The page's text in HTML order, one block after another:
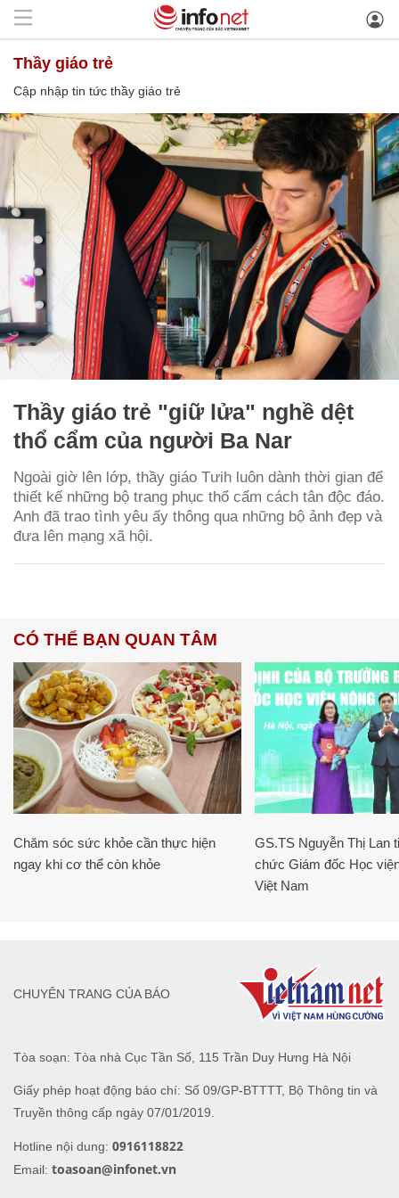
thầy giáo trẻ
Cập nhập tin tức thầy giáo trẻ
Thầy giáo trẻ "giữ lửa" nghề dệt
thổ cẩm của người Ba Nar
Ngoài giờ lên lớp, thầy giáo Tưih luôn dành thời gian để
thiết kế những bộ trang phục thổ cẩm cách tân độc đáo.
Anh đã trao tình yêu ấy thông qua những bộ ảnh đẹp và
đưa lên mạng xã hội.
CÓ THỂ BẠN QUAN TÂM
Chăm sóc sức khỏe cần thực hiện
ngay khi cơ thể còn khỏe
GS.TS Nguyễn Thị Lan
chức Giám đốc Học
Việt Nam
Tòa soạn: Tòa nhà Cục Tần Số, 115 Trần Duy Hưng Hà Nội
Giấy phép hoạt động báo chí: Số 09/GP-BTTTT, Bộ Thông tin và
Truyền thông cấp ngày 07/01/2019.
Hotline nội dung: 0916118822
Email: toasoan@infonet.vn
CHUYÊN TRANG CỦA BÁO